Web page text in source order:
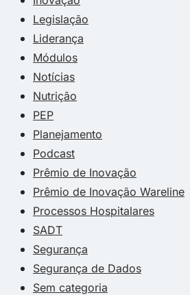
Legislação
Liderança
Módulos
Notícias
Nutrição
PEP
Planejamento
Podcast
Prêmio de Inovação
Prêmio de Inovação Wareline
Processos Hospitalares
SADT
Segurança
Segurança de Dados
Sem categoria